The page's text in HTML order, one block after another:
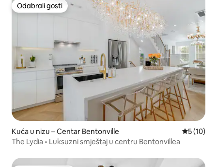
Odabrali gosti
Odabrali gosti
Kuća u nizu – Centar Bentonville Prosječna
5 (10)
The Lydia • Luksuzni smještaj u centru Bentonvillea